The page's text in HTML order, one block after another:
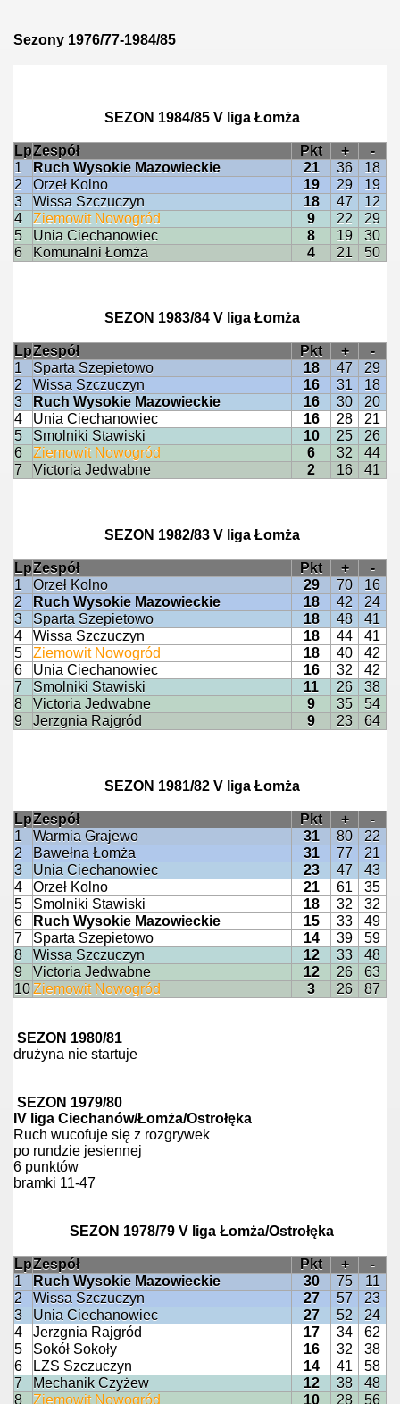
Sezony 1976/77-1984/85
SEZON 1984/85 V liga Łomża
LpZespół Pkt +
-
1
Ruch Wysokie Mazowieckie 21 36
18
2
Orzeł Kolno 19 29
19
3
Wissa Szczuczyn 18 47
12
4
Ziemowit Nowogród 9 22
29
5
Unia Ciechanowiec 8 19
30
6
Komunalni Łomża 4 21 50
SEZON 1983/84 V liga Łomża
LpZespół Pkt +
-
1
Sparta Szepietowo 18 47
29
2
Wissa Szczuczyn 16 31
18
3
Ruch Wysokie Mazowieckie 16 30
20
4
Unia Ciechanowiec 16 28
21
5
Smolniki Stawiski 10 25
26
6
Ziemowit Nowogród 6 32
44
7
Victoria Jedwabne 2 16 41
SEZON 1982/83 V liga Łomża
LpZespół Pkt +
-
1
Orzeł Kolno 29 70
16
2
Ruch Wysokie Mazowieckie 18 42
24
3
Sparta Szepietowo 18 48
41
4
Wissa Szczuczyn 18 44
41
5
Ziemowit Nowogród 18 40
42
6
Unia Ciechanowiec 16 32
42
7
Smolniki Stawiski 11 26
38
8
Victoria Jedwabne 9 35
54
9
Jerzgnia Rajgród 9 23 64
SEZON 1981/82 V liga Łomża
LpZespół Pkt +
-
1
Warmia Grajewo 31 80
22
2
Bawełna Łomża 31 77
21
3
Unia Ciechanowiec 23 47
43
4
Orzeł Kolno 21 61
35
5
Smolniki Stawiski 18 32
32
6
Ruch Wysokie Mazowieckie 15 33
49
7
Sparta Szepietowo 14 39
59
8
Wissa Szczuczyn 12 33
48
9
Victoria Jedwabne 12 26
63
10Ziemowit Nowogród 3 26 87
SEZON 1980/81
drużyna nie startuje
SEZON 1979/80
IV liga Ciechanów/Łomża/Ostrołęka
Ruch wucofuje się z rozgrywek
po rundzie jesiennej
6 punktów
bramki 11-47
SEZON 1978/79 V liga Łomża/Ostrołęka
LpZespół Pkt +
-
1
Ruch Wysokie Mazowieckie 30 75
11
2
Wissa Szczuczyn 27 57
23
3
Unia Ciechanowiec 27 52
24
4
Jerzgnia Rajgród 17 34
62
5
Sokół Sokoły 16 32
38
6
LZS Szczuczyn 14 41
58
7
Mechanik Czyżew 12 38
48
8
Ziemowit Nowogród 10 28 56